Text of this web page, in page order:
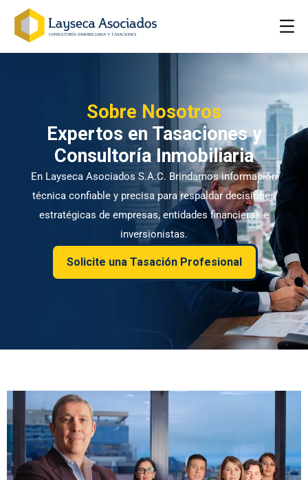
Sobre Nosotros
Expertos en Tasaciones y
Consultoría Inmobiliaria
En Layseca Asociados S.A.C. Brindamos información
técnica confiable y precisa para respaldar decisiones
estratégicas de empresas, entidades financieras e
inversionistas.
Solicite una Tasación Profesional